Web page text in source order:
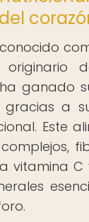
ganado
gracias a
Este
vitamina C